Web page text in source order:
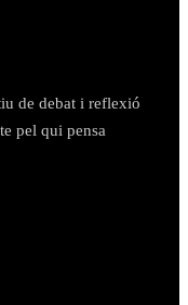
de debat i reflexió
pel qui pensa